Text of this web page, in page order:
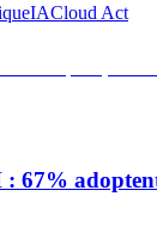
IACloud Act
67%